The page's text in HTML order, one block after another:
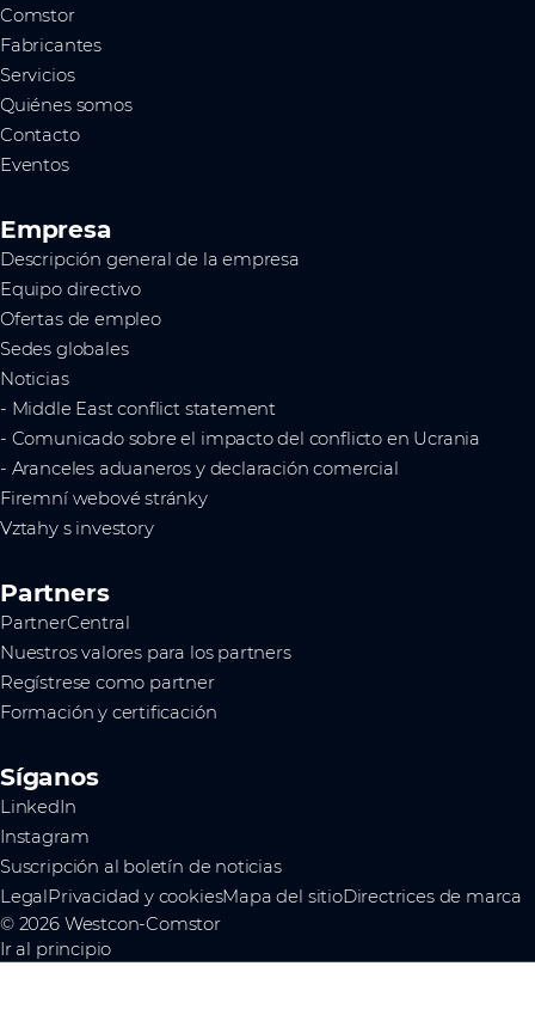
Comstor
Fabricantes
Servicios
Quiénes somos
Contacto
Eventos
Empresa
Descripción general de la empresa
Equipo directivo
Ofertas de empleo
Sedes globales
Noticias
- Middle East conflict statement
- Comunicado sobre el impacto del conflicto en Ucrania
- Aranceles aduaneros y declaración comercial
Firemní webové stránky
Vztahy s investory
Partners
PartnerCentral
Nuestros valores para los partners
Regístrese como partner
Formación y certificación
Síganos
LinkedIn
Instagram
Suscripción al boletín de noticias
LegalPrivacidad y cookiesMapa del sitioDirectrices de marca
© 2026 Westcon-Comstor
Ir al principio